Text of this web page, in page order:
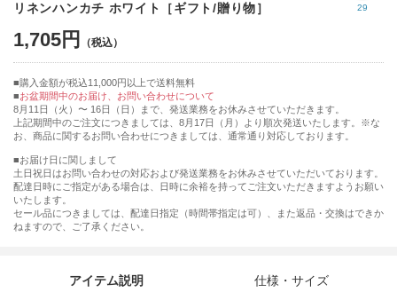
29
リネンハンカチ ホワイト［ギフト/贈り物］
1,705円
購入金額が税込11,000円以上で送料無料
お盆期間中のお届け、お問い合わせについて
8月11日（火）〜 16日（日）まで、発送業務をお休みさせていただきます。
上記期間中のご注文につきましては、8月17日（月）より順次発送いたします。※な
お、商品に関するお問い合わせにつきましては、通常通り対応しております。
■お届け日に関しまして
土日祝日はお問い合わせの対応および発送業務をお休みさせていただいております。
配達日時にご指定がある場合は、日時に余裕を持ってご注文いただきますようお願い
いたします。
セール品につきましては、配達日指定（時間帯指定は可）、また返品・交換はできか
ねますので、ご了承ください。
アイテム説明 仕様・サイズ